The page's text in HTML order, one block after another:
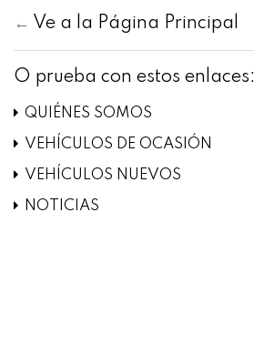
← Ve a la Página Principal
O prueba con estos enlaces:
QUIÉNES SOMOS
VEHÍCULOS DE OCASIÓN
VEHÍCULOS NUEVOS
NOTICIAS